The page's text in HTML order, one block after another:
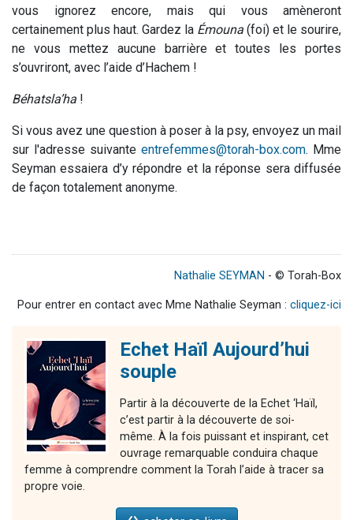
vous ignorez encore, mais qui vous amèneront
certainement plus haut. Gardez la Émouna (foi) et le sourire,
ne vous mettez aucune barrière et toutes les portes
s’ouvriront, avec l’aide d’Hachem !
Béhatsla’ha !
Si vous avez une question à poser à la psy, envoyez un mail
sur l'adresse suivante entrefemmes@torah-box.com. Mme
Seyman essaiera d’y répondre et la réponse sera diffusée
de façon totalement anonyme.
Nathalie SEYMAN - © Torah-Box
Pour entrer en contact avec Mme Nathalie Seyman : cliquez-ici
Echet Haïl Aujourd’hui
souple
Partir à la découverte de la Echet ‘Haïl,
c’est partir à la découverte de soi-
même. À la fois puissant et inspirant, cet
ouvrage remarquable conduira chaque
femme à comprendre comment la Torah l’aide à tracer sa
propre voie.